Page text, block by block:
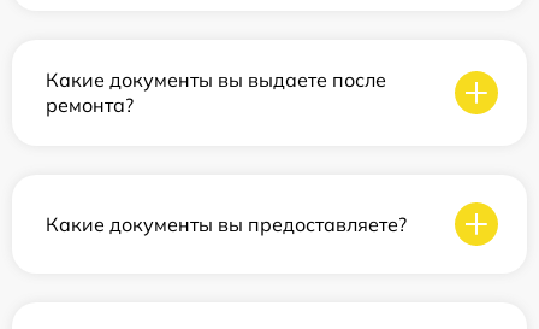
Какие документы вы выдаете после
ремонта?
Какие документы вы предоставляете?